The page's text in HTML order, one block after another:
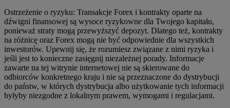
Ostrzeżenie o ryzyku: Transakcje Forex i kontrakty oparte na
dźwigni finansowej są wysoce ryzykowne dla Twojego kapitału,
ponieważ straty mogą przewyższyć depozyt. Dlatego też, kontrakty
na różnicę oraz Forex mogą nie być odpowiednie dla wszystkich
inwestorów. Upewnij się, że rozumiesz związane z nimi ryzyka i
jeśli jest to konieczne zasięgnij niezależnej porady. Informacje
zawarte na tej witrynie internetowej nie są skierowane do
odbiorców konkretnego kraju i nie są przeznaczone do dystrybucji
do państw, w których dystrybucja albo użytkowanie tych informacji
byłyby niezgodne z lokalnym prawem, wymogami i regulacjami.